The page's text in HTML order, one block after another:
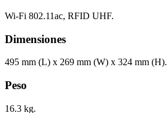
Wi-Fi 802.11ac, RFID UHF.
Dimensiones
495 mm (L) x 269 mm (W) x 324 mm (H).
Peso
16.3 kg.